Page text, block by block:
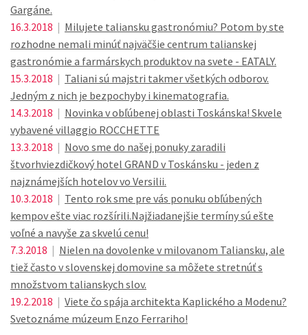
Gargáne.
16.3.2018 | Milujete taliansku gastronómiu? Potom by ste
rozhodne nemali minúť najväčšie centrum talianskej
gastronómie a farmárskych produktov na svete - EATALY.
15.3.2018 | Taliani sú majstri takmer všetkých odborov.
Jedným z nich je bezpochyby i kinematografia.
14.3.2018 | Novinka v obľúbenej oblasti Toskánska! Skvele
vybavené villaggio ROCCHETTE
13.3.2018 | Novo sme do našej ponuky zaradili
štvorhviezdičkový hotel GRAND v Toskánsku - jeden z
najznámejších hotelov vo Versilii.
10.3.2018 | Tento rok sme pre vás ponuku obľúbených
kempov ešte viac rozšírili.Najžiadanejšie termíny sú ešte
voľné a navyše za skvelú cenu!
7.3.2018 | Nielen na dovolenke v milovanom Taliansku, ale
tiež často v slovenskej domovine sa môžete stretnúť s
množstvom talianskych slov.
19.2.2018 | Viete čo spája architekta Kaplického a Modenu?
Svetoznáme múzeum Enzo Ferrariho!